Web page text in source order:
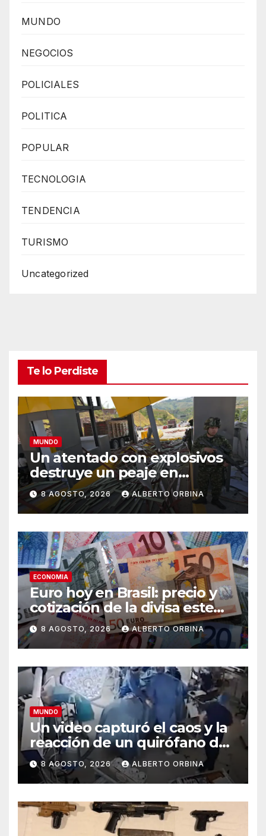
MUNDO
NEGOCIOS
POLICIALES
POLITICA
POPULAR
TECNOLOGIA
TENDENCIA
TURISMO
Uncategorized
Te lo Perdiste
MUNDO
Un atentado con explosivos
destruye un peaje en
Colombia en el primer día del
gobierno de Abelardo De la
Espriella y tras el anuncio de
mano dura
8 AGOSTO, 2026 ALBERTO ORBINA
ECONOMIA
Euro hoy en Brasil: precio y
cotización de la divisa este
sábado 8 de agosto de 2026
8 AGOSTO, 2026 ALBERTO ORBINA
MUNDO
Un video capturó el caos y la
reacción de un quirófano de
Japón que sufrió un
terremoto en medio de una
operación
8 AGOSTO, 2026 ALBERTO ORBINA